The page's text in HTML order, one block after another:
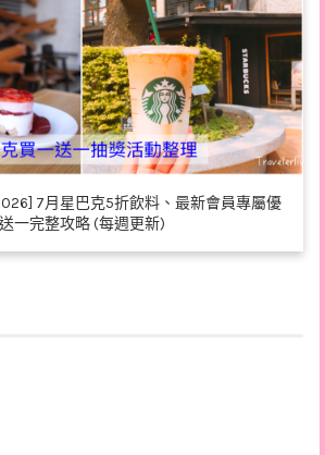
7月星巴克5折飲料、最新會員專屬優
一完整攻略 (每週更新)